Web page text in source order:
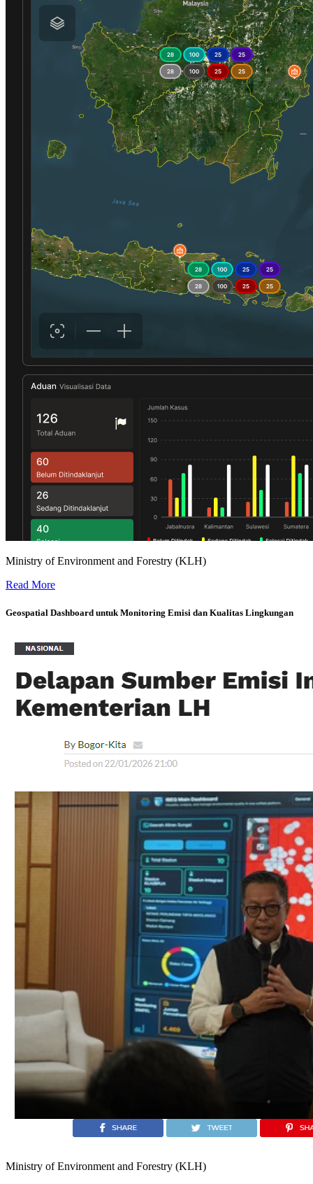
Ministry of Environment and Forestry (KLH)
Sistem Visualisasi dan Analitik Penegakkan Hukum Kehutanan di
Read More
Geospatial Dashboard untuk Monitoring Emisi dan Kualitas Lingkungan
Ministry of Environment and Forestry (KLH)